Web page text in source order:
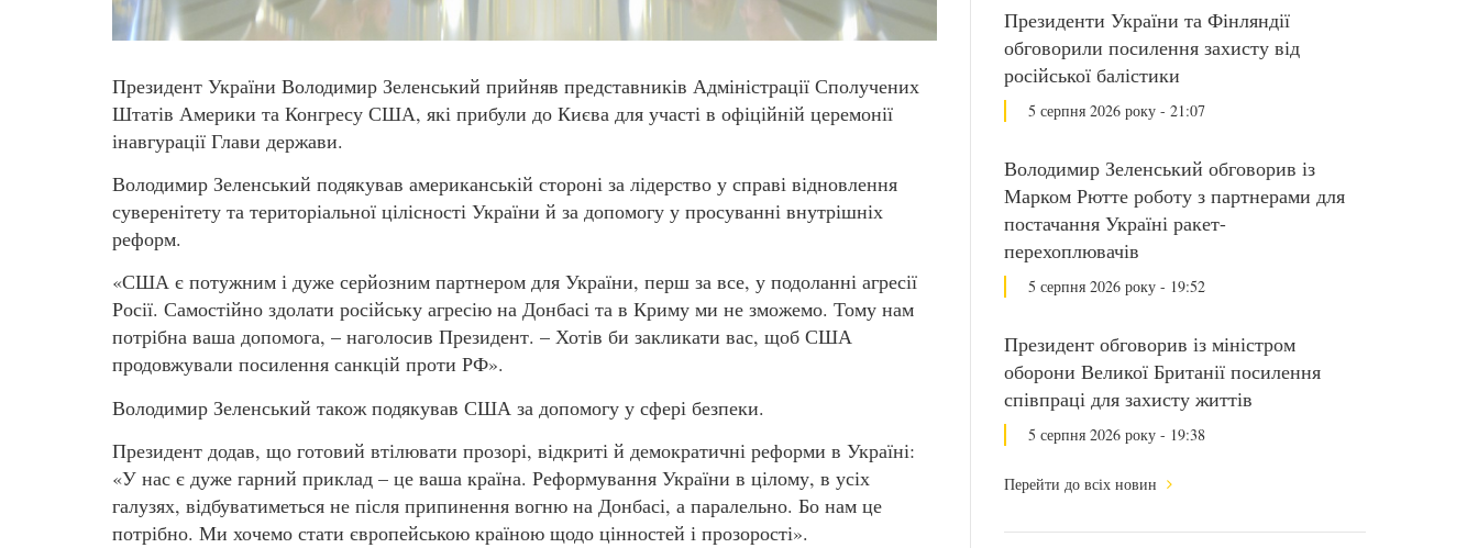
Президенти України та Фінляндії
обговорили посилення захисту від
російської балістики
5 серпня 2026 року - 21:07
Володимир Зеленський обговорив із
Марком Рютте роботу з партнерами для
постачання Україні ракет-
перехоплювачів
5 серпня 2026 року - 19:52
Президент обговорив із міністром
оборони Великої Британії посилення
співпраці для захисту життів
5 серпня 2026 року - 19:38
Перейти до всіх новин
Президент України Володимир Зеленський прийняв представників Адміністрації Сполучених
Штатів Америки та Конгресу США, які прибули до Києва для участі в офіційній церемонії
інавгурації Глави держави.
Володимир Зеленський подякував американській стороні за лідерство у справі відновлення
суверенітету та територіальної цілісності України й за допомогу у просуванні внутрішніх
реформ.
«США є потужним і дуже серйозним партнером для України, перш за все, у подоланні агресії
Росії. Самостійно здолати російську агресію на Донбасі та в Криму ми не зможемо. Тому нам
потрібна ваша допомога, – наголосив Президент. – Хотів би закликати вас, щоб США
продовжували посилення санкцій проти РФ».
Володимир Зеленський також подякував США за допомогу у сфері безпеки.
Президент додав, що готовий втілювати прозорі, відкриті й демократичні реформи в Україні:
«У нас є дуже гарний приклад – це ваша країна. Реформування України в цілому, в усіх
галузях, відбуватиметься не після припинення вогню на Донбасі, а паралельно. Бо нам це
потрібно. Ми хочемо стати європейською країною щодо цінностей і прозорості».